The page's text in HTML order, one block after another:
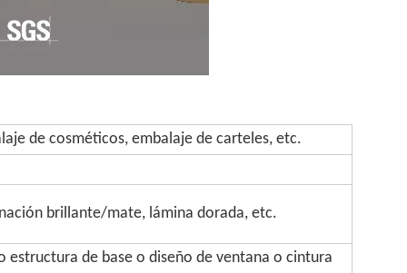
de cosméticos, embalaje de carteles, etc.
brillante/mate, lámina dorada, etc.
de base o diseño de ventana o cintura